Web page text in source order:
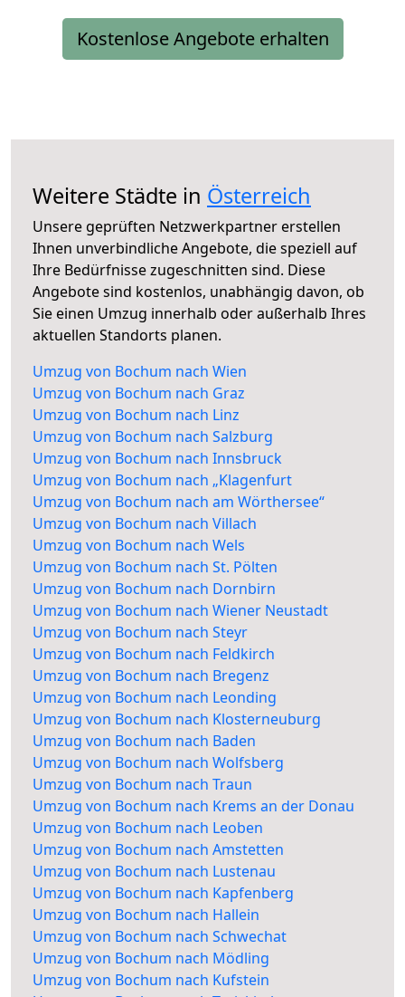
Kostenlose Angebote erhalten
Weitere Städte in Österreich
Unsere geprüften Netzwerkpartner erstellen
Ihnen unverbindliche Angebote, die speziell auf
Ihre Bedürfnisse zugeschnitten sind. Diese
Angebote sind kostenlos, unabhängig davon, ob
Sie einen Umzug innerhalb oder außerhalb Ihres
aktuellen Standorts planen.
Umzug von Bochum nach Wien
Umzug von Bochum nach Graz
Umzug von Bochum nach Linz
Umzug von Bochum nach Salzburg
Umzug von Bochum nach Innsbruck
Umzug von Bochum nach „Klagenfurt
Umzug von Bochum nach am Wörthersee“
Umzug von Bochum nach Villach
Umzug von Bochum nach Wels
Umzug von Bochum nach St. Pölten
Umzug von Bochum nach Dornbirn
Umzug von Bochum nach Wiener Neustadt
Umzug von Bochum nach Steyr
Umzug von Bochum nach Feldkirch
Umzug von Bochum nach Bregenz
Umzug von Bochum nach Leonding
Umzug von Bochum nach Klosterneuburg
Umzug von Bochum nach Baden
Umzug von Bochum nach Wolfsberg
Umzug von Bochum nach Traun
Umzug von Bochum nach Krems an der Donau
Umzug von Bochum nach Leoben
Umzug von Bochum nach Amstetten
Umzug von Bochum nach Lustenau
Umzug von Bochum nach Kapfenberg
Umzug von Bochum nach Hallein
Umzug von Bochum nach Schwechat
Umzug von Bochum nach Mödling
Umzug von Bochum nach Kufstein